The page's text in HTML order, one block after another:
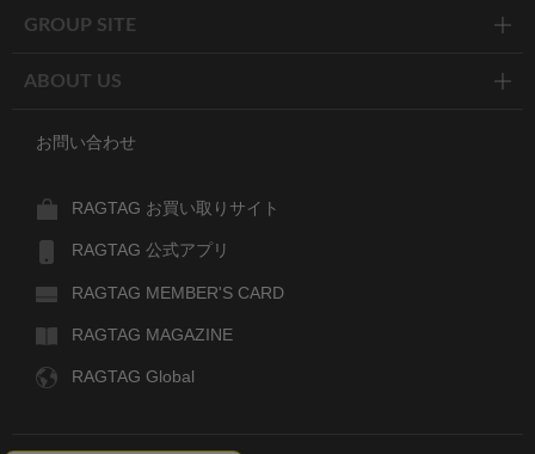
GROUP SITE
ABOUT US
お問い合わせ
RAGTAG お買い取りサイト
RAGTAG 公式アプリ
RAGTAG MEMBER'S CARD
RAGTAG MAGAZINE
RAGTAG Global